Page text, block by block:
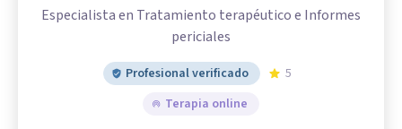
Especialista en Tratamiento terapéutico e Informes
periciales
Profesional verificado
5
Terapia online